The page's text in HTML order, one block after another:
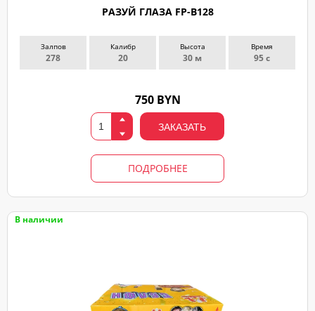
РАЗУЙ ГЛАЗА FP-B128
Залпов
278
Калибр
20
Высота
30 м
Время
95 с
750 BYN
ЗАКАЗАТЬ
ПОДРОБНЕЕ
В наличии